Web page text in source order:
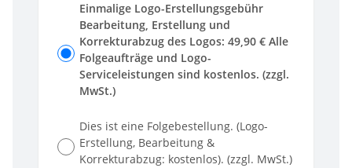
Einmalige Logo-Erstellungsgebühr
Bearbeitung, Erstellung und
Korrekturabzug des Logos: 49,90 € Alle
Folgeaufträge und Logo-
Serviceleistungen sind kostenlos. (zzgl.
MwSt.)
Dies ist eine Folgebestellung. (Logo-
Erstellung, Bearbeitung &
Korrekturabzug: kostenlos). (zzgl. MwSt.)